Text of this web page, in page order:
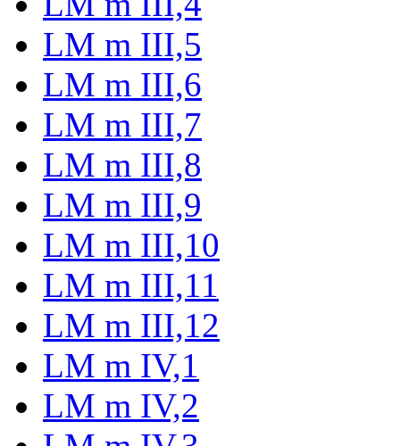
LM m III,5
LM m III,6
LM m III,7
LM m III,8
LM m III,9
LM m III,10
LM m III,11
LM m III,12
LM m IV,1
LM m IV,2